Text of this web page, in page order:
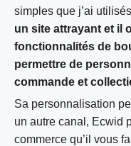
simples que j’ai
un site attrayant et il
fonctionnalités de
permettre de
commande et
Sa personnalisation
un autre canal, Ecwid
commerce qu’il vous